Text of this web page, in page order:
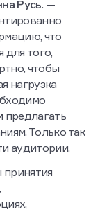
Русь. —
что
того,
чтобы
нагрузка
предлагать
Только так
аудитории.